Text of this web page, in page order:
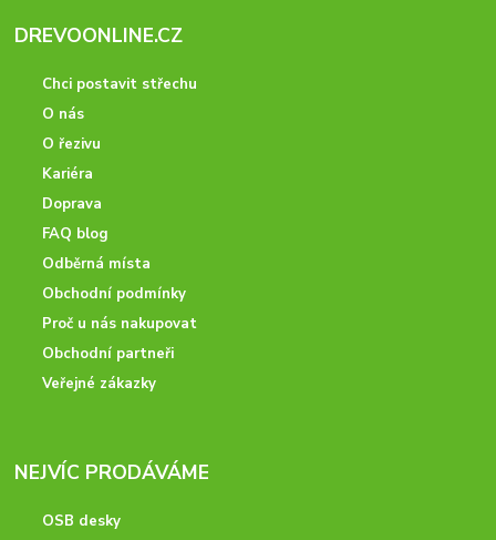
DREVOONLINE.CZ
Chci postavit střechu
O nás
O řezivu
Kariéra
Doprava
FAQ blog
Odběrná místa
Obchodní podmínky
Proč u nás nakupovat
Obchodní partneři
Veřejné zákazky
NEJVÍC PRODÁVÁME
OSB desky